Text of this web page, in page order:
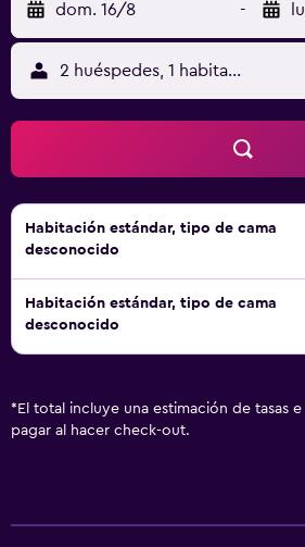
dom. 16/8 -
2 huéspedes, 1 habitación
Habitación estándar, tipo de cama
desconocido
Habitación estándar, tipo de cama
desconocido
* El total incluye una estimación de tasas
pagar al hacer check-out.